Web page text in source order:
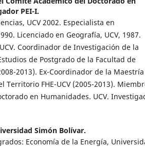
PEI-I.
UCV 2002. Especialista en
Licenciado en Geografía, UCV, 1987.
Coordinador de Investigación de la
de Postgrado de la Facultad de
2013). Ex-Coordinador de la
Territorio FHE-UCV (2005-2013).
en Humanidades. UCV.
Simón Bolívar.
Economía de la Energía,